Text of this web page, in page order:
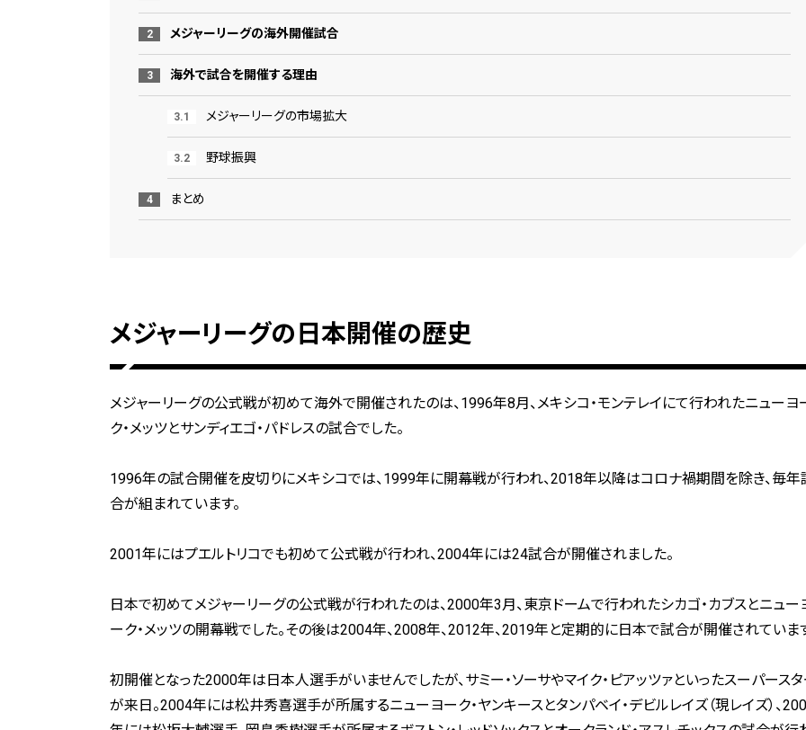
メジャーリーグの海外開催試合
海外で試合を開催する理由
メジャーリーグの市場拡大
野球振興
まとめ
メジャーリーグの日本開催の歴史
メジャーリーグの公式戦が初めて海外で開催されたのは、1996年8月、メキシコ・モンテレイにて行われたニューヨ
ク・メッツとサンディエゴ・パドレスの試合でした。
1996年の試合開催を皮切りにメキシコでは、1999年に開幕戦が行われ、2018年以降はコロナ禍期間を除き、毎年
合が組まれています。
2001年にはプエルトリコでも初めて公式戦が行われ、2004年には24試合が開催されました。
日本で初めてメジャーリーグの公式戦が行われたのは、2000年3月、東京ドームで行われたシカゴ・カブスとニュー
ーク・メッツの開幕戦でした。その後は2004年、2008年、2012年、2019年と定期的に日本で試合が開催されていま
初開催となった2000年は日本人選手がいませんでしたが、サミー・ソーサやマイク・ピアッツァといったスーパース
が来日。2004年には松井秀喜選手が所属するニューヨーク・ヤンキースとタンパベイ・デビルレイズ（現レイズ）、